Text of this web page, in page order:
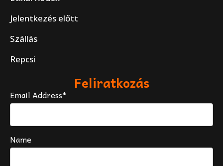
Jelentkezés előtt
Szállás
Repcsi
Feliratkozás
Email Address*
Name